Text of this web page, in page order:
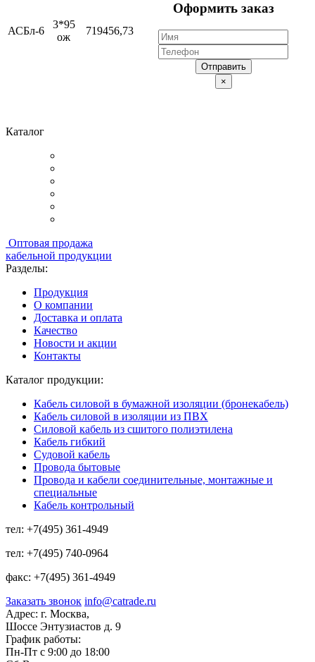
АСБл-6
3*95
ож
719456,73
Оформить заказ
Отправить
×
Каталог
Оптовая продажа
кабельной продукции
Разделы:
Продукция
О компании
Доставка и оплата
Качество
Новости и акции
Контакты
Каталог продукции:
Кабель силовой в бумажной изоляции (бронекабель)
Кабель силовой в изоляции из ПВХ
Силовой кабель из сшитого полиэтилена
Кабель гибкий
Судовой кабель
Провода бытовые
Провода и кабели соединительные, монтажные и
специальные
Кабель контрольный
тел: +7(495) 361-4949
тел: +7(495) 740-0964
факс: +7(495) 361-4949
Заказать звонок info@catrade.ru
Адрес: г. Москва,
Шоссе Энтузиастов д. 9
График работы:
Пн-Пт с 9:00 до 18:00